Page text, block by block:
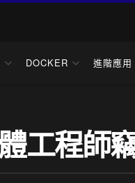
DOCKER 進階應用
工程師